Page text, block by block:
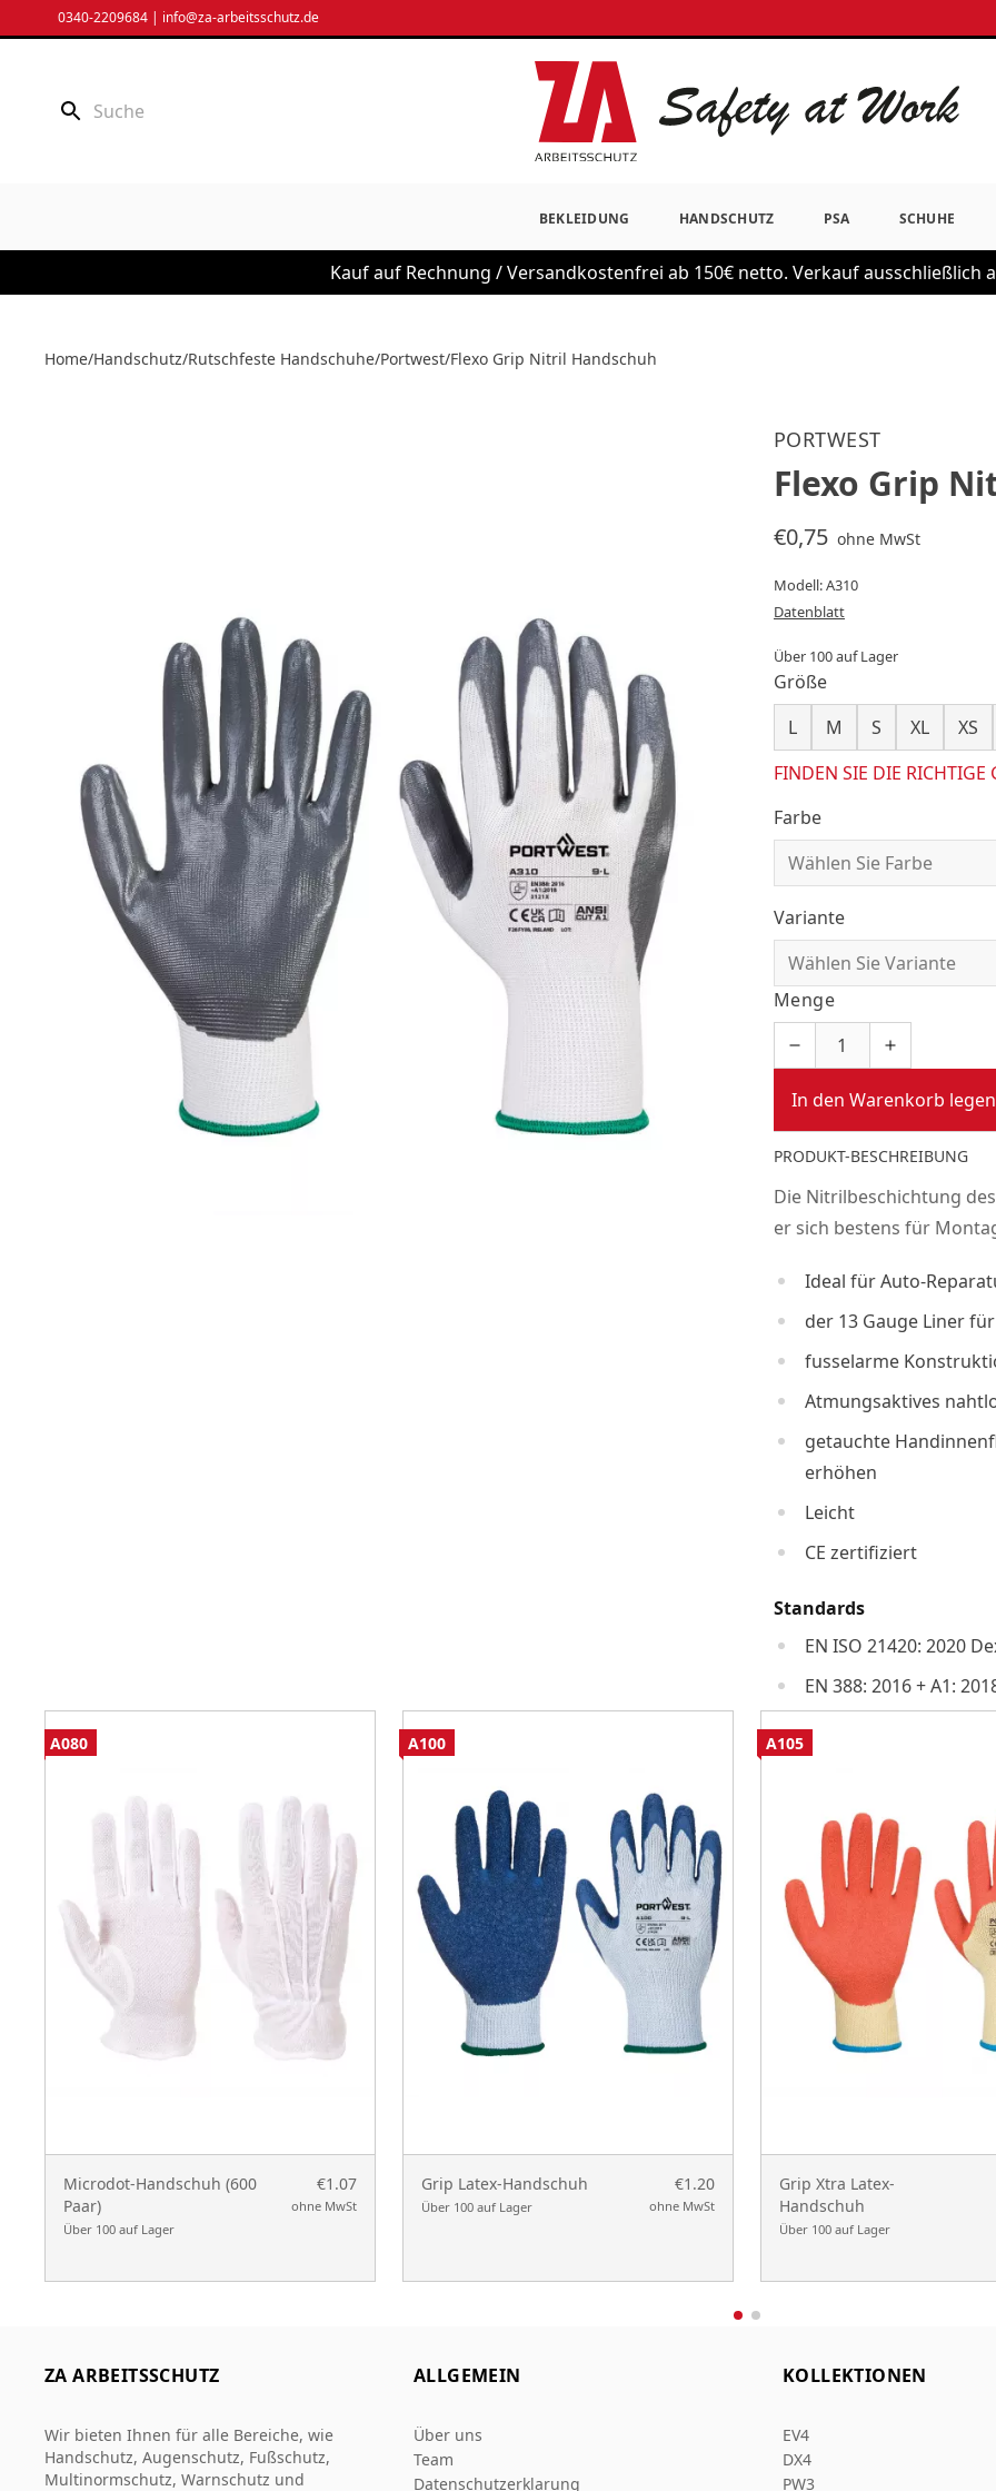
Inhalt
0340-2209684 | info@za-arbeitsschutz.de
BEKLEIDUNG HANDSCHUTZ PSA SCHUHE
Kauf auf Rechnung / Versandkostenfrei ab 150€ netto. Verkauf ausschließlich
Home/Handschutz/Rutschfeste Handschuhe/Portwest/Flexo Grip Nitril Handschuh
PORTWEST
Flexo Grip
€0,75 ohne MwSt
Modell: A310
Datenblatt
Über 100 auf Lager
Größe
L
M S XL XS
FINDEN SIE DIE RICHTIGE
Farbe
Variante
Menge
In den Warenkorb legen
PRODUKT-BESCHREIBUNG
Die Nitrilbeschichtung
er sich bestens für
Ideal für Auto-
der 13 Gauge Liner
fusselarme
Atmungsaktives
getauchte
erhöhen
Leicht
CE zertifiziert
Standards
EN ISO 21420: 2020
EN 388: 2016 + A1:
Microdot-Handschuh (600
Paar)
Über 100 auf Lager
€1.07
ohne MwSt
A080
Grip Latex-Handschuh
Über 100 auf Lager
€1.20
ohne MwSt
A100
Grip Xtra Latex-
Handschuh
Über 100 auf Lager
A105
ZA ARBEITSSCHUTZ
Wir bieten Ihnen für alle Bereiche, wie
Handschutz, Augenschutz, Fußschutz,
Multinormschutz, Warnschutz und
ALLGEMEIN
Über uns
Team
Datenschutzerklarung
KOLLEKTIONEN
EV4
DX4
PW3